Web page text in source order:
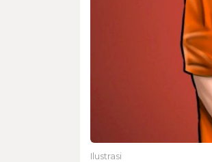
Ilustrasi